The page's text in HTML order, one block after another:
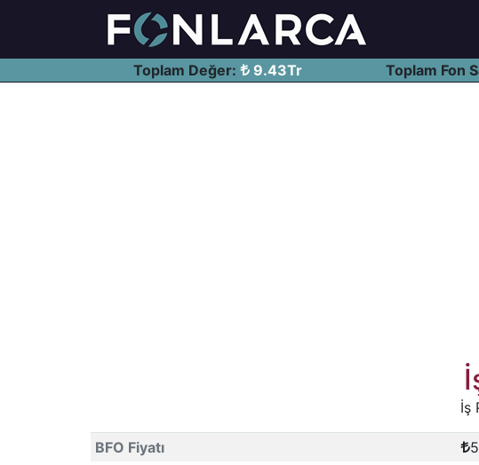
Toplam Değer: 9.43Tr Toplam Fon
İş
BFO Fiyatı